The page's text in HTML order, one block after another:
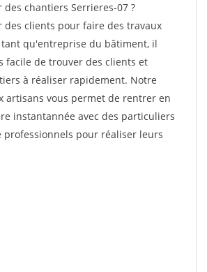
des chantiers Serrieres-07 ?
des clients pour faire des travaux
tant qu'entreprise du bâtiment, il
facile de trouver des clients et
à réaliser rapidement. Notre
artisans vous permet de rentrer en
instantannée avec des particuliers
professionnels pour réaliser leurs